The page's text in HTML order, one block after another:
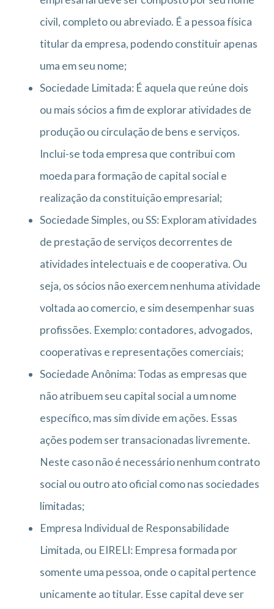
civil, completo ou abreviado. É a pessoa física
titular da empresa, podendo constituir apenas
uma em seu nome;
Sociedade Limitada: É aquela que reúne dois
ou mais sócios a fim de explorar atividades de
produção ou circulação de bens e serviços.
Inclui-se toda empresa que contribui com
moeda para formação de capital social e
realização da constituição empresarial;
Sociedade Simples, ou SS: Exploram atividades
de prestação de serviços decorrentes de
atividades intelectuais e de cooperativa. Ou
seja, os sócios não exercem nenhuma atividade
voltada ao comercio, e sim desempenhar suas
profissões. Exemplo: contadores, advogados,
cooperativas e representações comerciais;
Sociedade Anônima: Todas as empresas que
não atribuem seu capital social a um nome
específico, mas sim divide em ações. Essas
ações podem ser transacionadas livremente.
Neste caso não é necessário nenhum contrato
social ou outro ato oficial como nas sociedades
limitadas;
Empresa Individual de Responsabilidade
Limitada, ou EIRELI: Empresa formada por
somente uma pessoa, onde o capital pertence
unicamente ao titular. Esse capital deve ser